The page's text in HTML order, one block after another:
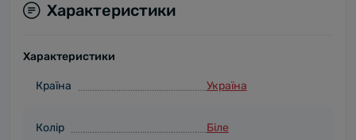
Характеристики
Характеристики
Країна Україна
Колір Біле